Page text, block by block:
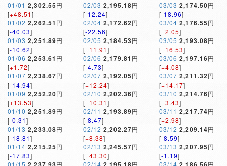
01/01 2,302.55円
[+48.51]
01/02 2,262.51 円
[-40.03]
01/03 2,251.89円
[-10.62]
01/06 2,253.61 円
[+1.72]
01/07 2,238.67円
[-14.94]
01/09 2,252.20円
[+13.53]
01/10 2,251.89円
[-0.31]
01/13 2,233.08円
[-18.81]
01/14 2,215.25円
[-17.83]
01/15
円
02/03 2,195.18円
[-12.24]
02/04 2,172.62円
[-22.56]
02/05 2,184.53円
[+11.91]
02/06 2,179.81 円
[-4.73]
02/07 2,192.05円
[+12.24]
02/10 2,202.36円
[+10.31]
02/11 2,193.89円
[-8.47]
02/12 2,202.27円
[+8.38]
02/13 2,245.57円
[+43.30]
02/14
円
03/03 2,174.50円
[-18.96]
03/04 2,176.55円
[+2.05]
03/05 2,193.08円
[+16.53]
03/06 2,197.16円
[+4.08]
03/07 2,211.32円
[+14.17]
03/10 2,214.76円
[+3.43]
03/11 2,217.74円
[+2.98]
03/12 2,209.14円
[-8.59]
03/13 2,207.95円
[-1.19]
03/14
円